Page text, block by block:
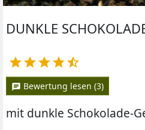
DUNKLE

chat Bewertung lesen (3)
mit dunkle Schokolade-